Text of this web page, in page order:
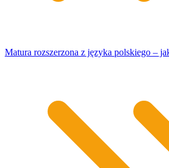
Matura rozszerzona z języka polskiego –